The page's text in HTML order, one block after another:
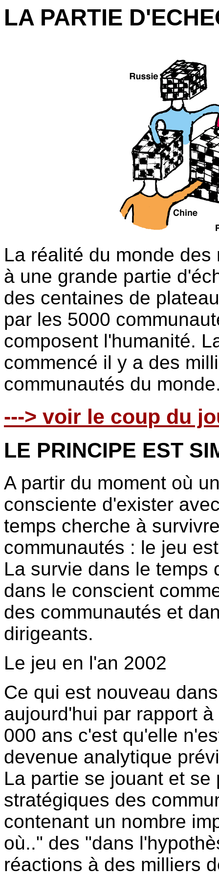
LA PARTIE
La réalité du monde
à une grande partie
des centaines de
par les 5000
composent l'humanité.
commencé il y a des
communautés du
---> voir le coup du
LE PRINCIPE EST
A partir du moment où
consciente d'exister
temps cherche à
communautés : le jeu
La survie dans le temps
dans le conscient
des communautés et
dirigeants.
Le jeu en l'an 2002
Ce qui est nouveau
aujourd'hui par rapport
000 ans c'est qu'elle
devenue analytique
La partie se jouant et
stratégiques des
contenant un nombre
où.." des "dans
réactions à des milliers